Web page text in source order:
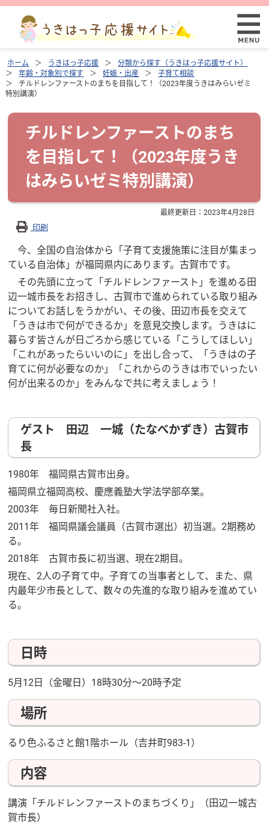
ホーム うきはっ子応援
分類から探す（うきはっ子応援サイト）
年齢・対象別で探す
妊娠・出産
子育て相談
チルドレンファーストのまちを目指して！（2023年度うきはみらいゼミ
特別講演）
チルドレンファーストのまち
を目指して！（2023年度うき
はみらいゼミ特別講演）
最終更新日：2023年4月28日
印刷
今、全国の自治体から「子育て支援施策に注目が集まっ
ている自治体」が福岡県内にあります。古賀市です。
その先頭に立って「チルドレンファースト」を進める田
辺一城市長をお招きし、古賀市で進められている取り組み
についてお話しをうかがい、その後、田辺市長を交えて
「うきは市で何ができるか」を意見交換します。うきはに
暮らす皆さんが日ごろから感じている「こうしてほしい」
「これがあったらいいのに」を出し合って、「うきはの子
育てに何が必要なのか」「これからのうきは市でいったい
何が出来るのか」をみんなで共に考えましょう！
ゲスト 田辺 一城（たなべかずき）古賀市
長
1980年 福岡県古賀市出身。
福岡県立福岡高校、慶應義塾大学法学部卒業。
2003年 毎日新聞社入社。
2011年 福岡県議会議員（古賀市選出）初当選。2期務め
る。
2018年 古賀市長に初当選、現在2期目。
現在、2人の子育て中。子育ての当事者として、また、県
内最年少市長として、数々の先進的な取り組みを進めてい
る。
日時
5月12日（金曜日）18時30分～20時予定
場所
るり色ふるさと館1階ホール（吉井町983-1）
内容
講演「チルドレンファーストのまちづくり」（田辺一城古
賀市長）